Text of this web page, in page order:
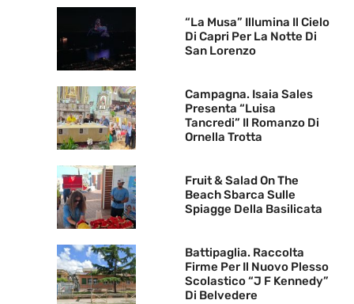
“La Musa” Illumina Il Cielo
Di Capri Per La Notte Di
San Lorenzo
Campagna. Isaia Sales
Presenta “Luisa
Tancredi” Il Romanzo Di
Ornella Trotta
Fruit & Salad On The
Beach Sbarca Sulle
Spiagge Della Basilicata
Battipaglia. Raccolta
Firme Per Il Nuovo Plesso
Scolastico “J F Kennedy”
Di Belvedere